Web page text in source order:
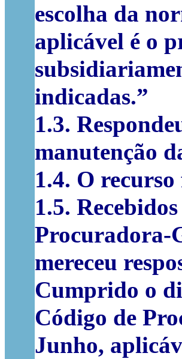
escolha da
aplicável é o
indicadas.”
1.3.
manutenção
1.4. O
1.5.
Procuradora-
mereceu
Cumprido o
Código de
Junho,